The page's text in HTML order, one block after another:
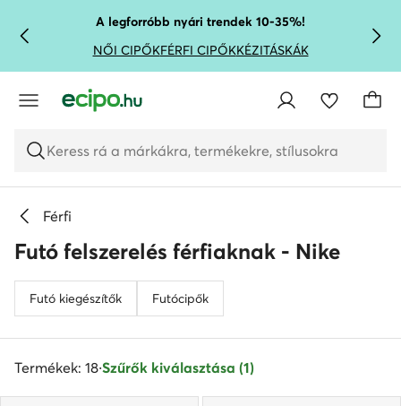
UGRÁS A FŐ TARTALOMRA
UGRÁS A KERESÉSHEZA legforróbb nyári trendek 10-35%!
NŐI CIPŐKFÉRFI CIPŐKKÉZITÁSKÁK
Keress rá a márkákra, termékekre, stílusokra
Férfi
Futó felszerelés férfiaknak - Nike
Futó kiegészítők Futócipők
Termékek: 18·Szűrők kiválasztása (1)